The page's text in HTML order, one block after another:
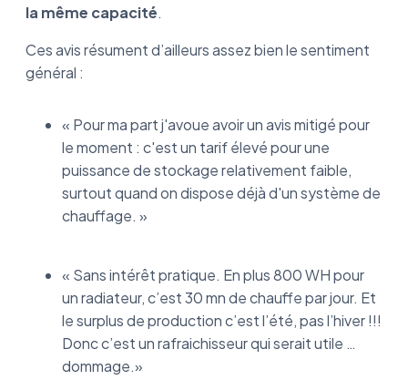
la même capacité.
Ces avis résument d’ailleurs assez bien le sentiment
général :
« Pour ma part j'avoue avoir un avis mitigé pour
le moment : c'est un tarif élevé pour une
puissance de stockage relativement faible,
surtout quand on dispose déjà d'un système de
chauffage. »
« Sans intérêt pratique. En plus 800 WH pour
un radiateur, c’est 30 mn de chauffe par jour. Et
le surplus de production c’est l’été, pas l’hiver !!!
Donc c’est un rafraichisseur qui serait utile …
dommage.»